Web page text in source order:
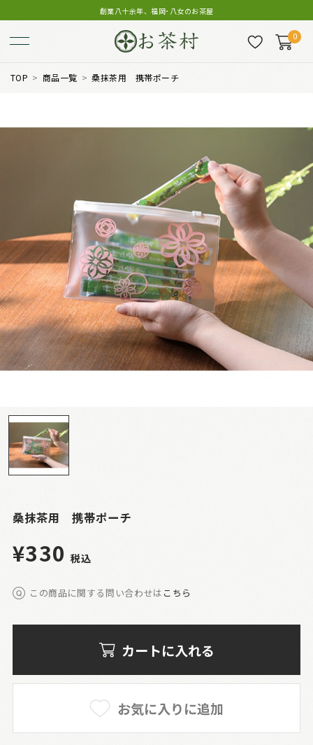
創業八十余年、福岡･八女のお茶屋
0
TOP 商品一覧 桑抹茶用 携帯ポーチ
桑抹茶用 携帯ポーチ
¥330 税込
この商品に関する問い合わせは こちら
カートに入れる
お気に入りに追加